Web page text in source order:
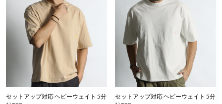
セットアップ対応 ヘビーウェイト 5分
セットアップ対応 ヘビーウェイト 5分